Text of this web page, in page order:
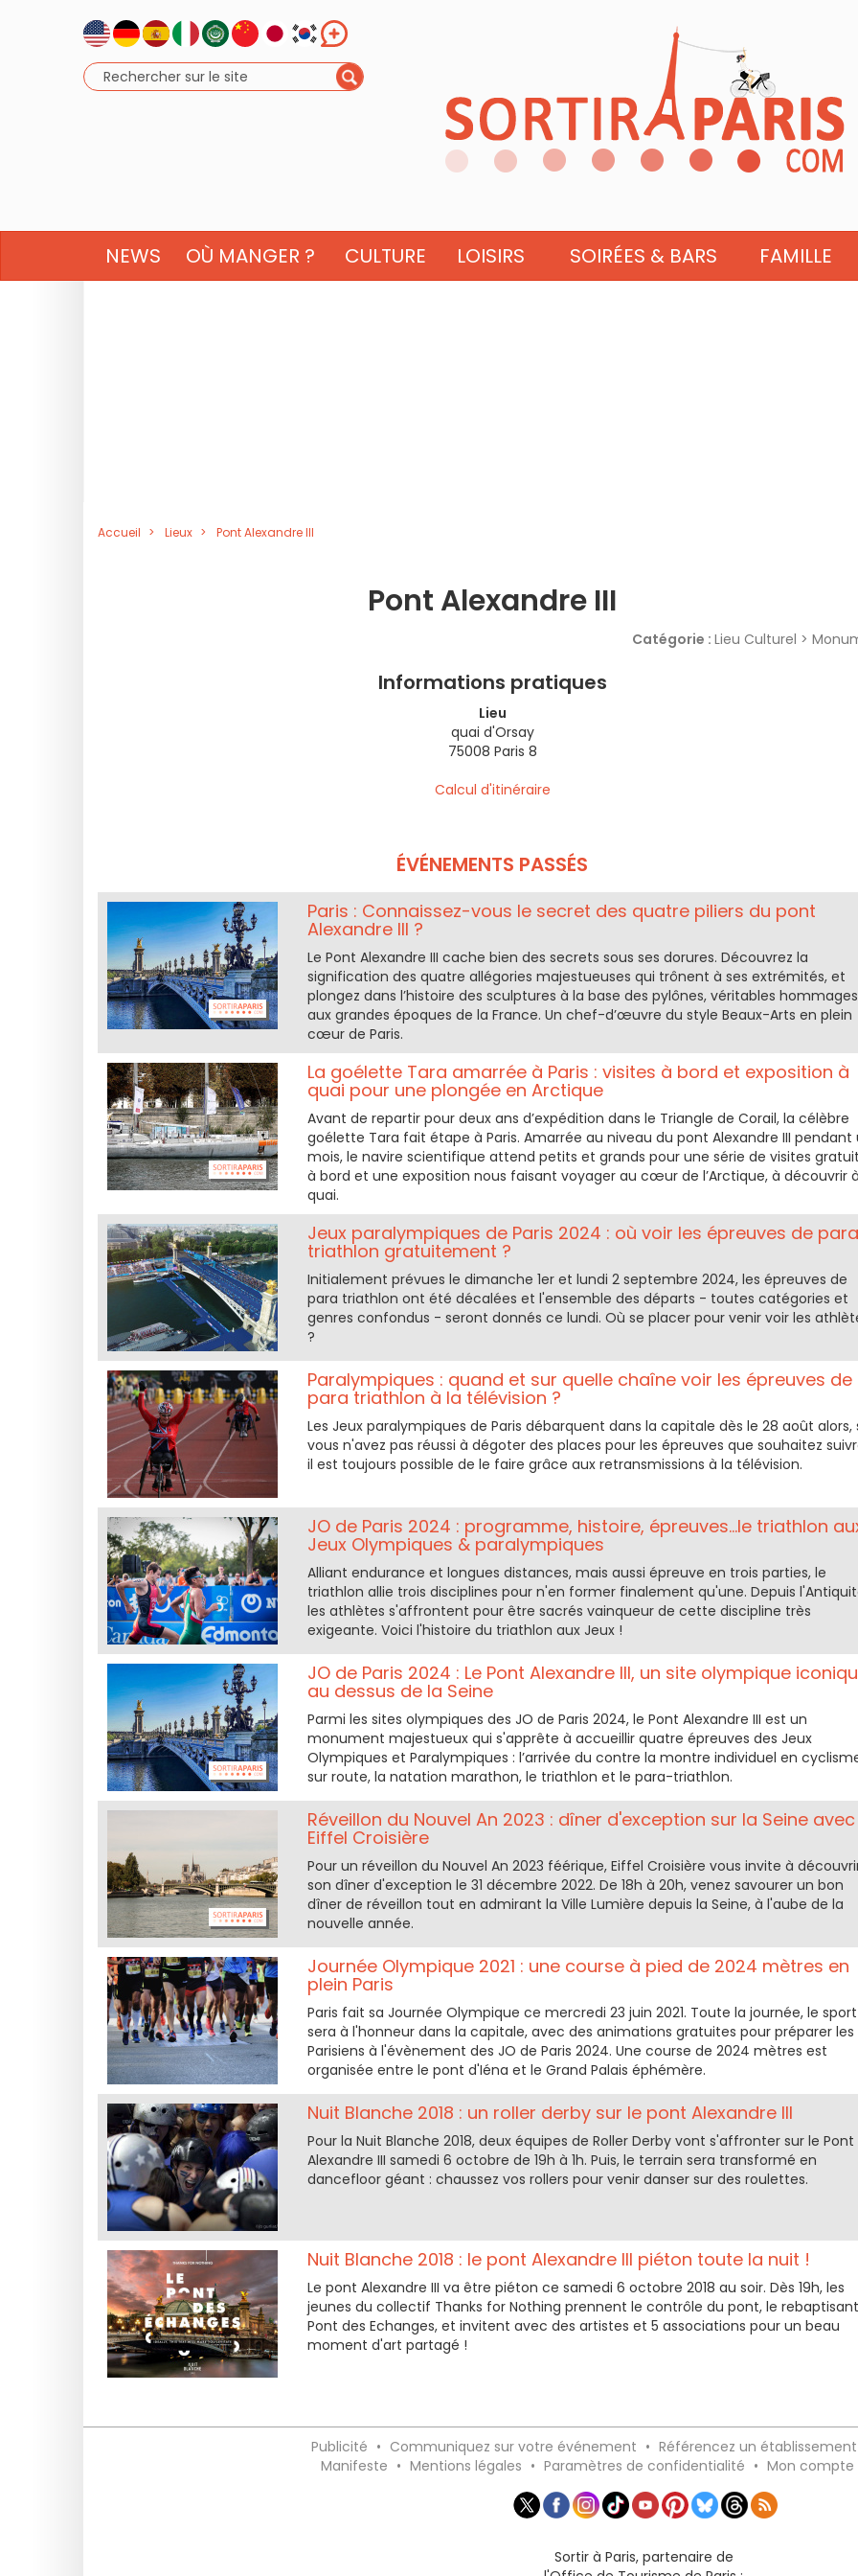
NEWS OÙ MANGER ? CULTURE LOISIRS SOIRÉES & BARS FAMILLE
Accueil Lieux Pont Alexandre III
Pont Alexandre III
Catégorie : Lieu Culturel >
Informations pratiques
Lieu
quai d'Orsay
75008 Paris 8
Calcul d'itinéraire
ÉVÉNEMENTS PASSÉS
Paris : Connaissez-vous le secret des quatre piliers du pont
Alexandre III ?
Le Pont Alexandre III cache bien des secrets sous ses dorures. Découvrez la
signification des quatre allégories majestueuses qui trônent à ses extrémités, et
plongez dans l’histoire des sculptures à la base des pylônes, véritables hommages
aux grandes époques de la France. Un chef-d’œuvre du style Beaux-Arts en plein
cœur de Paris.
La goélette Tara amarrée à Paris : visites à bord et exposition à
quai pour une plongée en Arctique
Avant de repartir pour deux ans d’expédition dans le Triangle de Corail, la célèbre
goélette Tara fait étape à Paris. Amarrée au niveau du pont Alexandre III pendant
mois, le navire scientifique attend petits et grands pour une série de visites
à bord et une exposition nous faisant voyager au cœur de l’Arctique, à découvrir
quai.
Jeux paralympiques de Paris 2024 : où voir les épreuves de para
triathlon gratuitement ?
Initialement prévues le dimanche 1er et lundi 2 septembre 2024, les épreuves de
para triathlon ont été décalées et l'ensemble des départs - toutes catégories et
genres confondus - seront donnés ce lundi. Où se placer pour venir voir les
?
Paralympiques : quand et sur quelle chaîne voir les épreuves de
para triathlon à la télévision ?
Les Jeux paralympiques de Paris débarquent dans la capitale dès le 28 août alors,
vous n'avez pas réussi à dégoter des places pour les épreuves que souhaitez
il est toujours possible de le faire grâce aux retransmissions à la télévision.
JO de Paris 2024 : programme, histoire, épreuves...le triathlon
Jeux Olympiques & paralympiques
Alliant endurance et longues distances, mais aussi épreuve en trois parties, le
triathlon allie trois disciplines pour n'en former finalement qu'une. Depuis
les athlètes s'affrontent pour être sacrés vainqueur de cette discipline très
exigeante. Voici l'histoire du triathlon aux Jeux !
JO de Paris 2024 : Le Pont Alexandre III, un site olympique
au dessus de la Seine
Parmi les sites olympiques des JO de Paris 2024, le Pont Alexandre III est un
monument majestueux qui s'apprête à accueillir quatre épreuves des Jeux
Olympiques et Paralympiques : l’arrivée du contre la montre individuel en
sur route, la natation marathon, le triathlon et le para-triathlon.
Réveillon du Nouvel An 2023 : dîner d'exception sur la Seine avec
Eiffel Croisière
Pour un réveillon du Nouvel An 2023 féérique, Eiffel Croisière vous invite à
son dîner d'exception le 31 décembre 2022. De 18h à 20h, venez savourer un bon
dîner de réveillon tout en admirant la Ville Lumière depuis la Seine, à l'aube de la
nouvelle année.
Journée Olympique 2021 : une course à pied de 2024 mètres en
plein Paris
Paris fait sa Journée Olympique ce mercredi 23 juin 2021. Toute la journée, le sport
sera à l'honneur dans la capitale, avec des animations gratuites pour préparer les
Parisiens à l'évènement des JO de Paris 2024. Une course de 2024 mètres est
organisée entre le pont d'Iéna et le Grand Palais éphémère.
Nuit Blanche 2018 : un roller derby sur le pont Alexandre III
Pour la Nuit Blanche 2018, deux équipes de Roller Derby vont s'affronter sur le Pont
Alexandre III samedi 6 octobre de 19h à 1h. Puis, le terrain sera transformé en
dancefloor géant : chaussez vos rollers pour venir danser sur des roulettes.
Nuit Blanche 2018 : le pont Alexandre III piéton toute la nuit !
Le pont Alexandre III va être piéton ce samedi 6 octobre 2018 au soir. Dès 19h, les
jeunes du collectif Thanks for Nothing prennent le contrôle du pont, le rebaptisant
Pont des Echanges, et invitent avec des artistes et 5 associations pour un beau
moment d'art partagé !
Publicité • Communiquez sur votre événement • Référencez un établissement
Manifeste • Mentions légales • Paramètres de confidentialité • Mon compte
Sortir à Paris, partenaire de